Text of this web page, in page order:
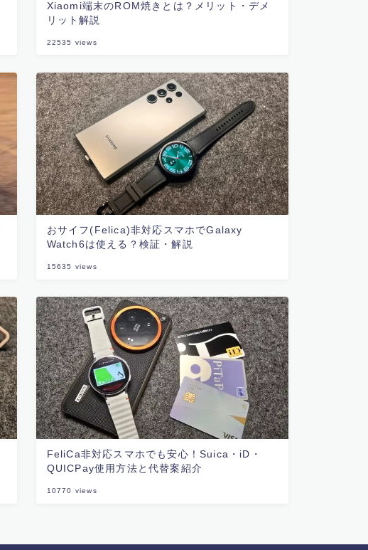
Xiaomi端末のROM焼きとは？メリット・デメ
リット解説
22535 views
おサイフ(Felica)非対応スマホでGalaxy
Watch6は使える？検証・解説
15635 views
FeliCa非対応スマホでも安心！Suica・iD・
QUICPay使用方法と代替案紹介
10770 views